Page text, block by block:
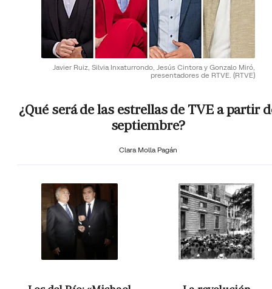
Javier Ruiz, Silvia Inxaturrondo, Jesús Cintora y Gonzalo Miró,
presentadores de RTVE. (RTVE)
¿Qué será de las estrellas de TVE a partir
septiembre?
Clara Molla Pagán